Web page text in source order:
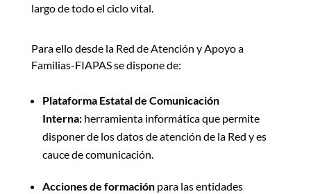
largo de todo el ciclo vital.
Para ello desde la Red de Atención y Apoyo a
Familias-FIAPAS se dispone de:
Plataforma Estatal de Comunicación
Interna: herramienta informática que permite
disponer de los datos de atención de la Red y es
cauce de comunicación.
Acciones de formación para las entidades